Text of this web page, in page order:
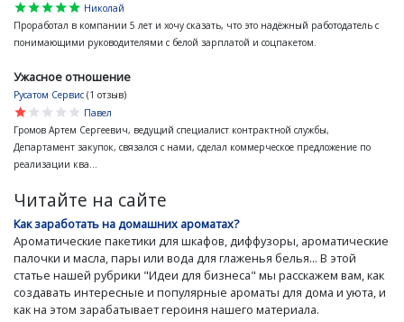
star
star
star
star
star
Николай
Проработал в компании 5 лет и хочу сказать, что это надёжный работодатель с
понимающими руководителями с белой зарплатой и соцпакетом.
Ужасное отношение
Русатом Сервис (1 отзыв)
star
star
star
star
star
Павел
Громов Артем Сергеевич, ведущий специалист контрактной службы,
Департамент закупок, связался с нами, сделал коммерческое предложение по
реализации ква...
Читайте на сайте
Как заработать на домашних ароматах?
Ароматические пакетики для шкафов, диффузоры, ароматические
палочки и масла, пары или вода для глаженья белья... В этой
статье нашей рубрики "Идеи для бизнеса" мы расскажем вам, как
создавать интересные и популярные ароматы для дома и уюта, и
как на этом зарабатывает героиня нашего материала.